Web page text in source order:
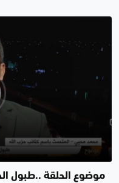
موضوع الحلقة ..طبول